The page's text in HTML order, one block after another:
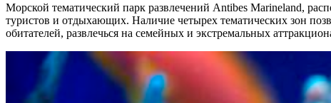
Морской тематический парк развлечений Antibes Marineland,
туристов и отдыхающих. Наличие четырех тематических зон
обитателей, развлечься на семейных и экстремальных